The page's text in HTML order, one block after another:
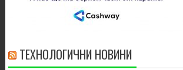
ТЕХНОЛОГИЧНИ НОВИНИ